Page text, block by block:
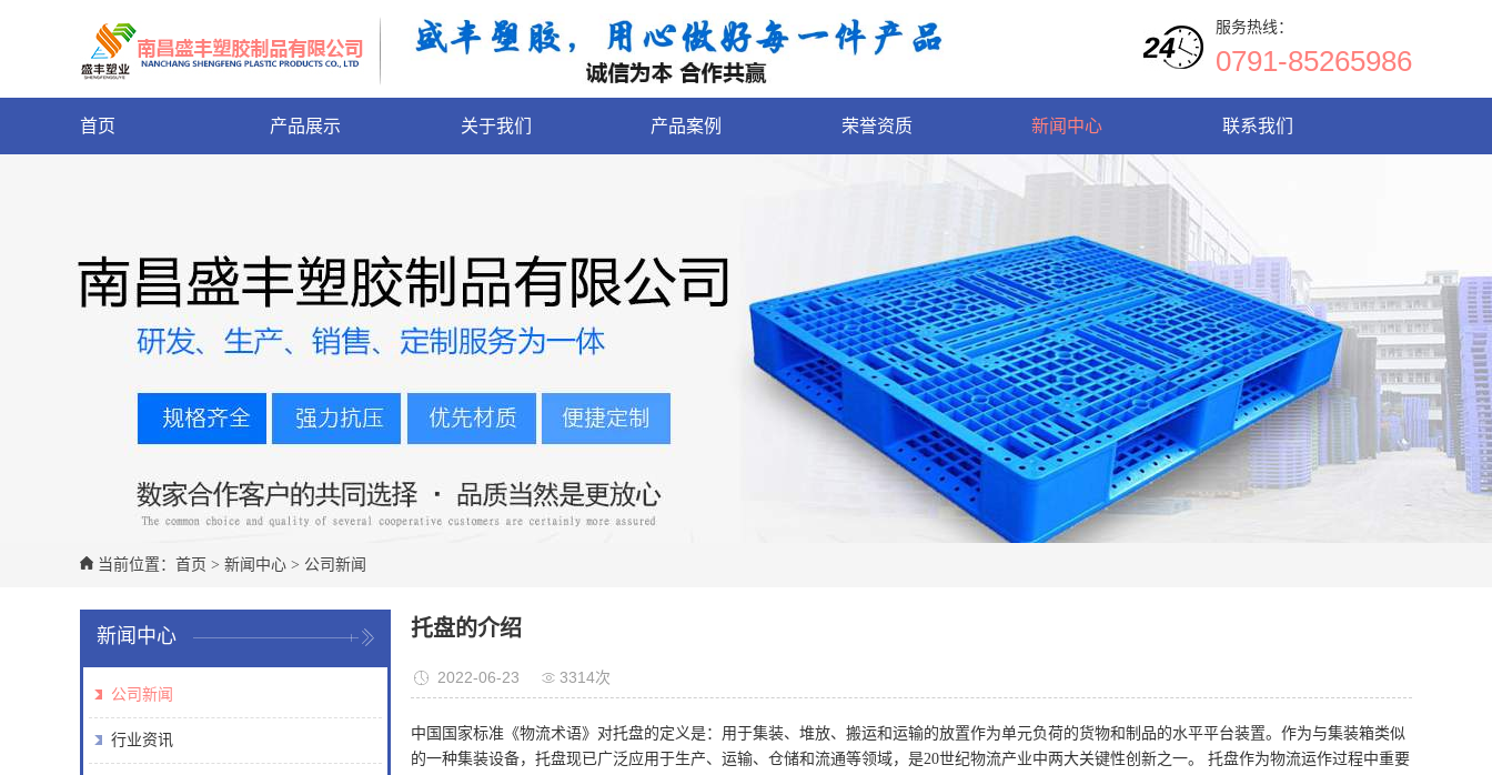
服务热线：
0791-85265986
首页 产品展示 关于我们 产品案例 荣誉资质 新闻中心 联系我们
当前位置： 首页 > 新闻中心 > 公司新闻
新闻中心
公司新闻
行业资讯
托盘的介绍
2022-06-23 3314次
中国国家标准《物流术语》对托盘的定义是：用于集装、堆放、搬运和运输的放置作为单元负荷的货物和制品的水平平台装置。作为与集装箱类似
的一种集装设备，托盘现已广泛应用于生产、运输、仓储和流通等领域，是20世纪物流产业中两大关键性创新之一。 托盘作为物流运作过程中重要